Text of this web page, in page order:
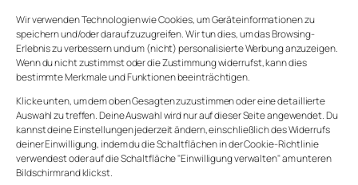
Wir verwenden Technologien wie Cookies, um Geräteinformationen zu
speichern und/oder darauf zuzugreifen. Wir tun dies, um das Browsing-
Erlebnis zu verbessern und um (nicht) personalisierte Werbung anzuzeigen.
Wenn du nicht zustimmst oder die Zustimmung widerrufst, kann dies
bestimmte Merkmale und Funktionen beeinträchtigen.
Klicke unten, um dem oben Gesagten zuzustimmen oder eine detaillierte
Auswahl zu treffen. Deine Auswahl wird nur auf dieser Seite angewendet. Du
kannst deine Einstellungen jederzeit ändern, einschließlich des Widerrufs
deiner Einwilligung, indem du die Schaltflächen in der Cookie-Richtlinie
verwendest oder auf die Schaltfläche "Einwilligung verwalten" am unteren
Bildschirmrand klickst.
transformationaler Führung und der Effektivität des
Leaders feststellen. Zusammenfassend lässt sich
also sagen, dass die anschließend aufgeführten
Faktoren bedeutend zur Effektivität eines Leaders
beitragen können.
Idealized influence –
Vorbildfunktion